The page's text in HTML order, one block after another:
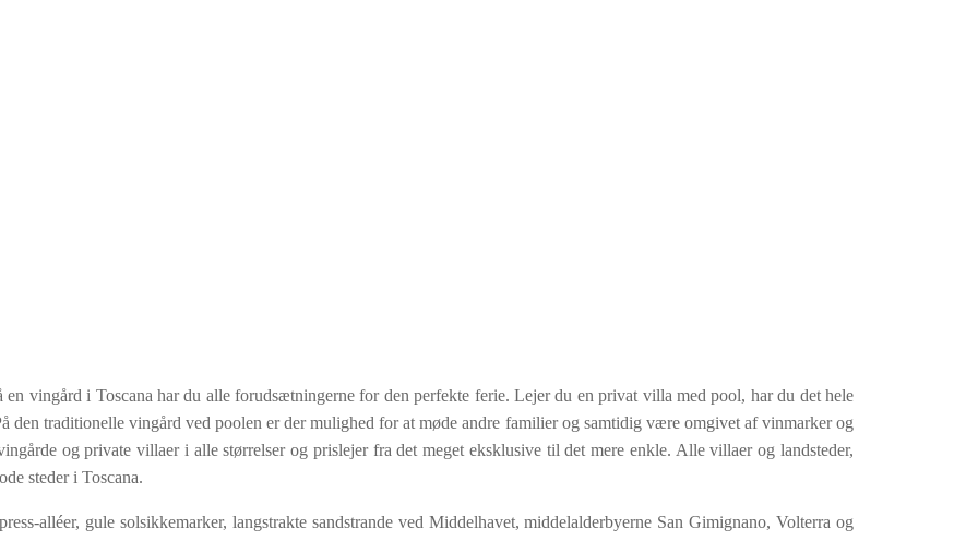
vingård i Toscana har du alle forudsætningerne for den perfekte ferie. Lejer du en privat villa med pool, har du det hele
den traditionelle vingård ved poolen er der mulighed for at møde andre familier og samtidig være omgivet af vinmarker og
og private villaer i alle størrelser og prislejer fra det meget eksklusive til det mere enkle. Alle villaer og landsteder,
steder i Toscana.
alléer, gule solsikkemarker, langstrakte sandstrande ved Middelhavet, middelalderbyerne San Gimignano, Volterra og